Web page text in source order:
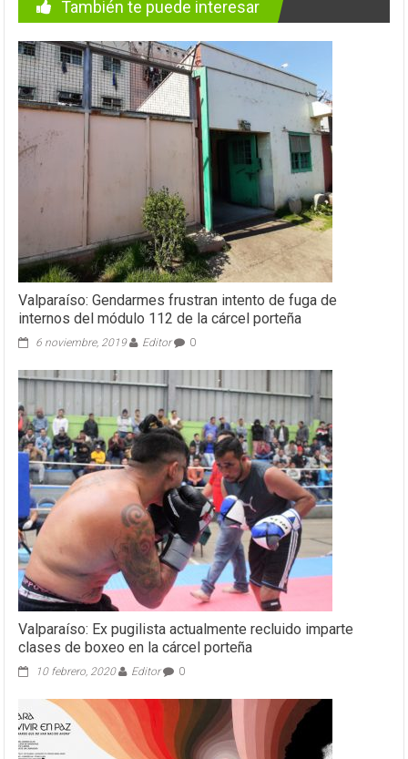
También te puede interesar
Valparaíso: Gendarmes frustran intento de fuga de
internos del módulo 112 de la cárcel porteña
6 noviembre, 2019 Editor 0
Valparaíso: Ex pugilista actualmente recluido imparte
clases de boxeo en la cárcel porteña
10 febrero, 2020 Editor 0